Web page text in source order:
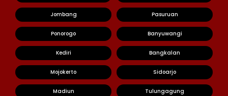
Jombang Pasuruan
Ponorogo Banyuwangi
Kediri Bangkalan
Mojokerto Sidoarjo
Madiun Tulungagung